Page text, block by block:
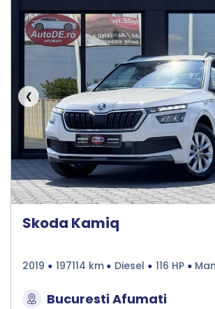
❮
Skoda Kamiq
2019 197114 km Diesel 116 HP
Bucuresti Afumati